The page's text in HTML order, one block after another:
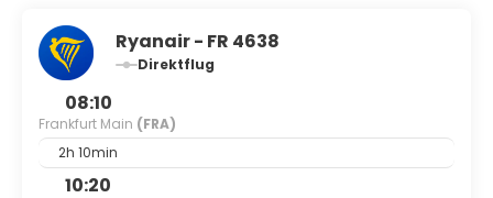
Ryanair - FR 4638
Direktflug
08:10
Frankfurt Main (FRA)
2h 10min
10:20